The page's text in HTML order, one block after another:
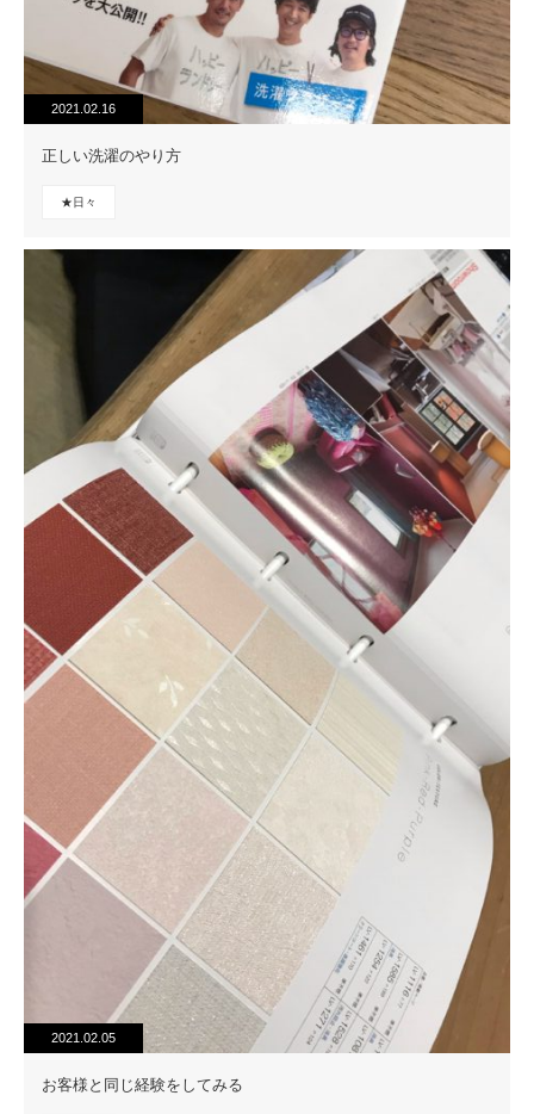
2021.02.16
正しい洗濯のやり方
★日々
2021.02.05
お客様と同じ経験をしてみる